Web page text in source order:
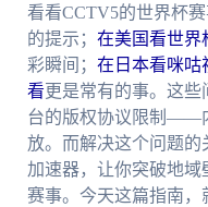
看看CCTV5的世界杯
的提示； 在美国看世界
彩瞬间； 在日本看咪咕
看更是常有的事。这
台的版权协议限制——
放。而解决这个问题的
加速器，让你突破地
赛事。今天这篇指南